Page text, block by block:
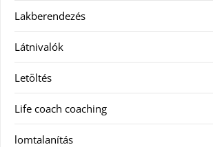
Lakberendezés
Látnivalók
Letöltés
Life coach coaching
lomtalanítás